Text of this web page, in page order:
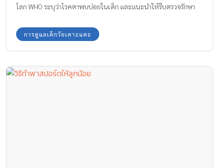
โลก WHO ระบุว่าโรคตาพบบ่อยในเด็ก และแนะนำให้รีบตรวจรักษา
การดูแลเด็กวัยเตาะแตะ